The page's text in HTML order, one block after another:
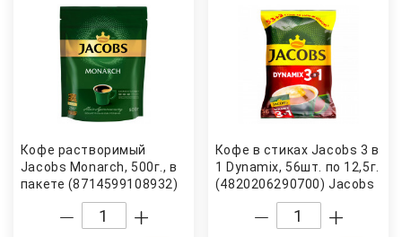
Кофе растворимый
Jacobs Monarch, 500г., в
пакете (8714599108932)
Кофе в стиках Jacobs 3 в
1 Dynamix, 56шт. по 12,5г.
(4820206290700) Jacobs